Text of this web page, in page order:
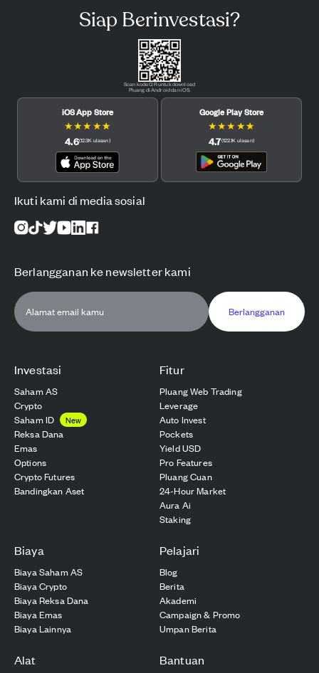
Investasi
Saham AS
Crypto
Saham ID
New
Reksa Dana
Emas
Options
Crypto Futures
Bandingkan Aset
Fitur
Pluang Web Trading
Leverage
Auto Invest
Pockets
Yield USD
Pro Features
Pluang Cuan
24-Hour Market
Aura Ai
Staking
Biaya
Biaya Saham AS
Biaya Crypto
Biaya Reksa Dana
Biaya Emas
Biaya Lainnya
Pelajari
Blog
Berita
Akademi
Campaign & Promo
Umpan Berita
Alat Bantuan
Siap Berinvestasi?
Scan kode QR untuk download
Pluang di Android dan iOS.
iOS App Store
★★★ ★★
4.6(12.3K ulasan)
Google Play Store
★★★ ★★
4.7(122.1K ulasan)
Ikuti kami di media sosial
Berlangganan ke newsletter kami
Berlangganan